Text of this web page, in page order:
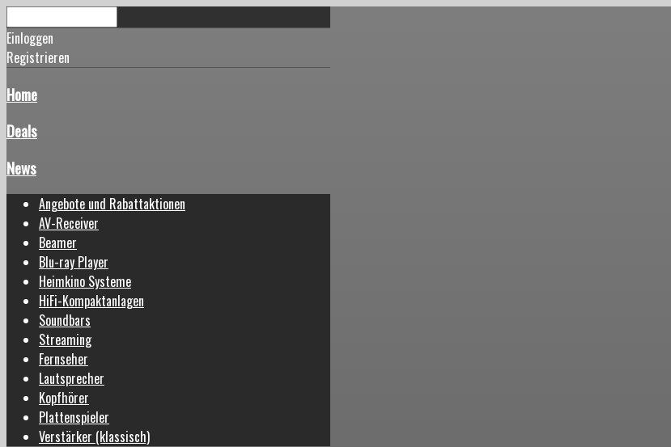
Einloggen
Registrieren
Home
Deals
News
Angebote und Rabattaktionen
AV-Receiver
Beamer
Blu-ray Player
Heimkino Systeme
HiFi-Kompaktanlagen
Soundbars
Streaming
Fernseher
Lautsprecher
Kopfhörer
Plattenspieler
Verstärker (klassisch)